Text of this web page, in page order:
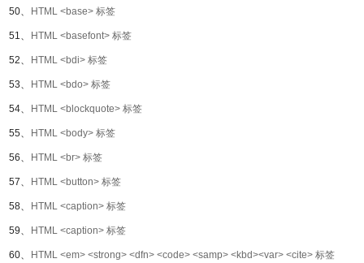
50、 HTML <base> 标签
51、 HTML <basefont> 标签
52、 HTML <bdi> 标签
53、 HTML <bdo> 标签
54、 HTML <blockquote> 标签
55、 HTML <body> 标签
56、 HTML <br> 标签
57、 HTML <button> 标签
58、 HTML <caption> 标签
59、 HTML <caption> 标签
60、 HTML <em> <strong> <dfn> <code> <samp> <kbd><var> <cite> 标签